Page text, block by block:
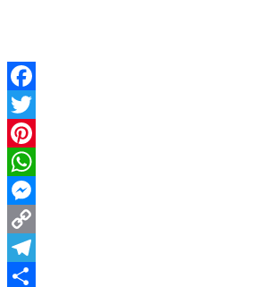
Facebook
Twitter
Pinterest
WhatsApp
Messenger
Copy
Link
Telegram